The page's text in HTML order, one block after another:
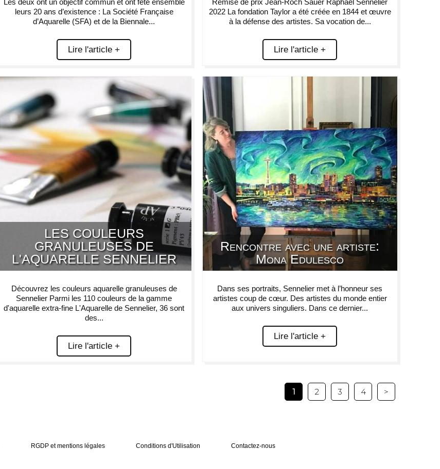
Les deux ont un objectif commun et ont fêté ensemble
leurs 20 ans d’existence : La Société Française
d’Aquarelle (SFA) et de la Biennale...
Lire l'article +
Remise de prix Jean-Roch Sauer Raphaël Sennelier
2022 La fondation Taylor a été créée en 1844 et œuvre
à la défense des artistes. Sa vocation de...
Lire l'article +
LES COULEURS
GRANULEUSES DE
L'AQUARELLE SENNELIER
Découvrez les couleurs aquarelle granuleuses de
Sennelier Parmi les 110 couleurs de la gamme
d'aquarelle extra-fine L'Aquarelle de Sennelier, 36 sont
des...
Lire l'article +
Rencontre avec une artiste:
Mona Edulesco
Dans ses portraits, Sennelier met à l’honneur ses
artistes coup de cœur. Des artistes du monde entier
aux univers singuliers. Dans ce dernier...
Lire l'article +
1 2 3 4 >
RGDP et mentions légales Conditions d'Utilisation Contactez-nous